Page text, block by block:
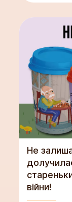
Не
війни!